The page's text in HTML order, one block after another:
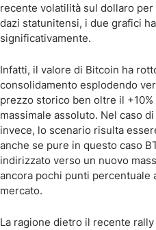
recente volatilità sul dollaro
dazi statunitensi, i due grafici
significativamente.
Infatti, il valore di Bitcoin ha
consolidamento esplodendo
prezzo storico ben oltre il
massimale assoluto. Nel caso
invece, lo scenario risulta
anche se pure in questo caso
indirizzato verso un nuovo
ancora pochi punti percentuale
mercato.
La ragione dietro il recente